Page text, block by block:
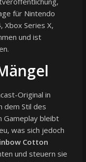
für Nintendo
Xbox Series X,
und ist
Original in
dem Stil des
Gameplay bleibt
was sich jedoch
Cotton
und steuern sie